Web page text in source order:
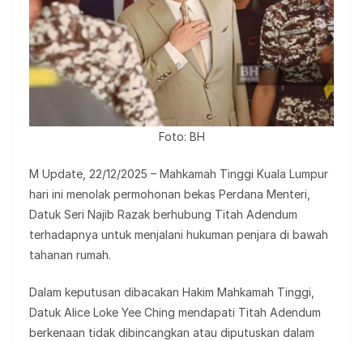
Foto: BH
M Update, 22/12/2025 – Mahkamah Tinggi Kuala Lumpur
hari ini menolak permohonan bekas Perdana Menteri,
Datuk Seri Najib Razak berhubung Titah Adendum
terhadapnya untuk menjalani hukuman penjara di bawah
tahanan rumah.
Dalam keputusan dibacakan Hakim Mahkamah Tinggi,
Datuk Alice Loke Yee Ching mendapati Titah Adendum
berkenaan tidak dibincangkan atau diputuskan dalam